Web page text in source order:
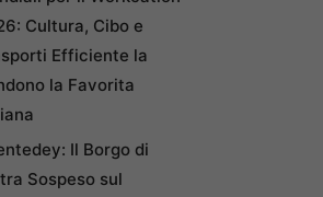
Cultura, Cibo e
Efficiente la
la Favorita
Il Borgo di
Sospeso sul